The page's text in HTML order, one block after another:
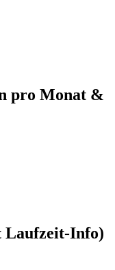
pro Monat &
Laufzeit-Info)